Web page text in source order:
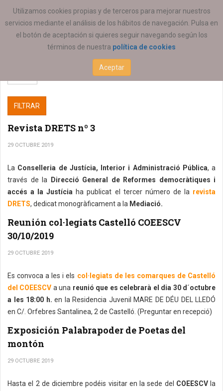
Utilizamos cookies propias y de terceros para mejorar nuestros
servicios mediante el análisis de los hábitos de navegación. Pulsa en
el botón de aceptación si quieres seguir navegando según los
términos de nuestra política de cookies
Aceptar
ESTÁ AQUÍ:
FILTRAR
Revista DRETS nº 3
29 OCTUBRE 2019
La Conselleria de Justícia, Interior i Administració Pública, a
través de la
Direcció General de Reformes democràtiques i
accés a la Justícia ha publicat el tercer número de la revista
DRETS, dedicat monogràficament a la Mediació.
Reunión col·legiats Castelló COEESCV
30/10/2019
29 OCTUBRE 2019
Es convoca a les i els col·legiats de les comarques de Castelló
del COEESCV a una reunió que es celebrarà el dia 30 d´octubre
a les 18:00 h. en la Residencia Juvenil MARE DE DÉU DEL LLEDÓ
en C/. Orfebres Santalinea, 2 de Castelló. (Preguntar en recepció)
Exposición Palabrapoder de Poetas del
montón
29 OCTUBRE 2019
Hasta el 2 de diciembre podéis visitar en la sede del COEESCVla